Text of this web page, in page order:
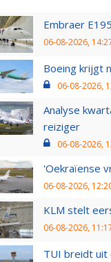
Embraer
06-08-2026,
Boeing krijgt
06-08-2026,
Analyse
reiziger
06-08-2026,
'Oekraïense
06-08-2026,
KLM stelt
06-08-2026,
TUI breidt uit